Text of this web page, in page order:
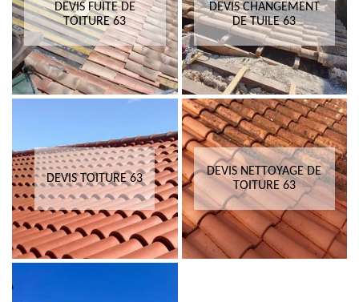
DEVIS FUITE DE
TOITURE 63
DEVIS CHANGEMENT
DE TUILE 63
DEVIS TOITURE 63
DEVIS NETTOYAGE DE
TOITURE 63